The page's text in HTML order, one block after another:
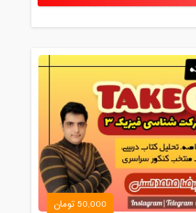
50,000 تومان